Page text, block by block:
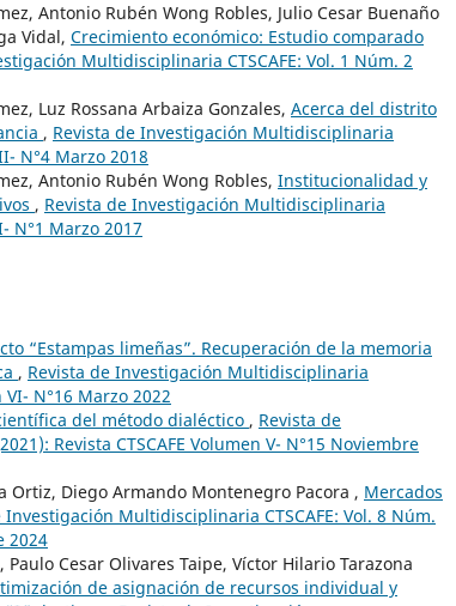
Antonio Rubén Wong Robles, Julio Cesar Buenaño
Vidal, Crecimiento económico: Estudio comparado
Multidisciplinaria CTSCAFE: Vol. 1 Núm. 2
Luz Rossana Arbaiza Gonzales, Acerca del distrito
, Revista de Investigación Multidisciplinaria
N°4 Marzo 2018
Antonio Rubén Wong Robles, Institucionalidad y
, Revista de Investigación Multidisciplinaria
N°1 Marzo 2017
“Estampas limeñas”. Recuperación de la memoria
, Revista de Investigación Multidisciplinaria
VI- N°16 Marzo 2022
del método dialéctico , Revista de
Revista CTSCAFE Volumen V- N°15 Noviembre
Ortiz, Diego Armando Montenegro Pacora , Mercados
Investigación Multidisciplinaria CTSCAFE: Vol. 8 Núm.
2024
Cesar Olivares Taipe, Víctor Hilario Tarazona
de asignación de recursos individual y